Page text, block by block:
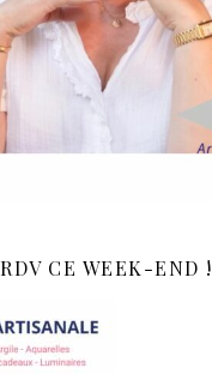
RDV CE WEEK-END !